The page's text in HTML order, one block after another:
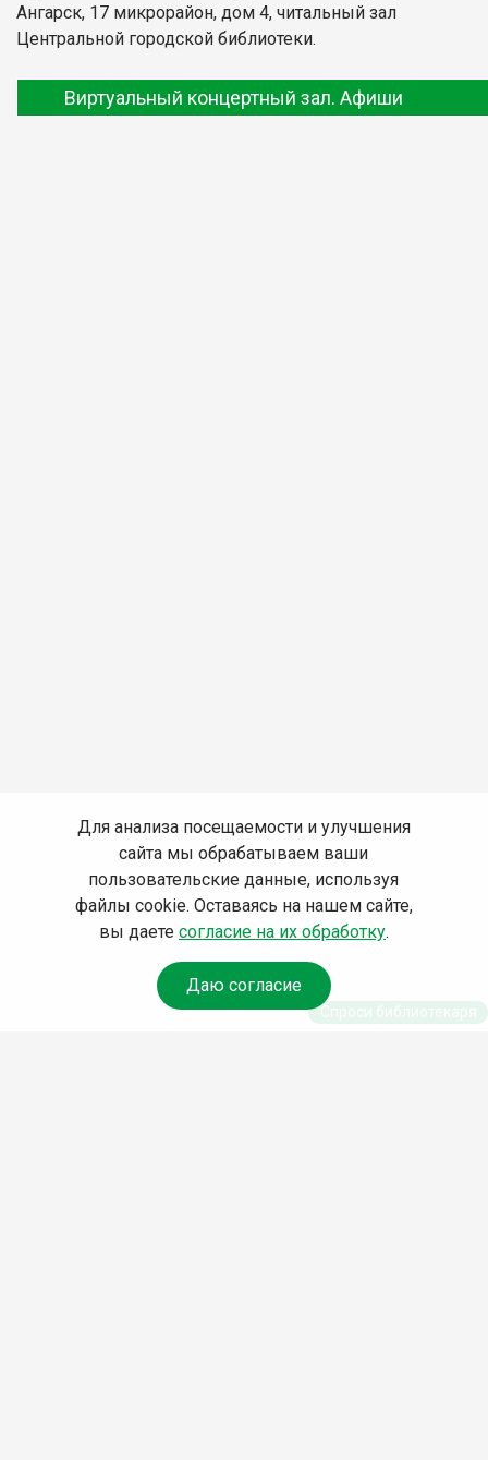
Ангарск, 17 микрорайон, дом 4, читальный зал
Центральной городской библиотеки.
Виртуальный концертный зал. Афиши
Для анализа посещаемости и улучшения
сайта мы обрабатываем ваши
пользовательские данные, используя
файлы cookie. Оставаясь на нашем сайте,
вы даете согласие на их обработку.
Даю согласие
Спроси библиотекаря